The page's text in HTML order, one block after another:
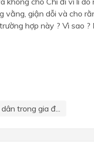
vằng, giận dỗi và cho
hợp này ? Vì sao ?
trong gia đ...